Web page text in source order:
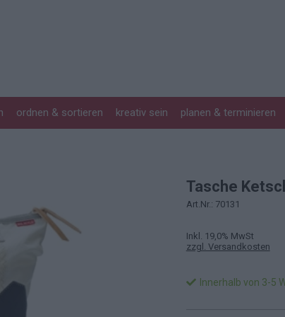
ordnen & sortieren kreativ sein planen & terminieren
Tasche
Art.Nr.: 70131
Inkl. 19,0% MwSt
zzgl. Versandkosten
Innerhalb von 3-5